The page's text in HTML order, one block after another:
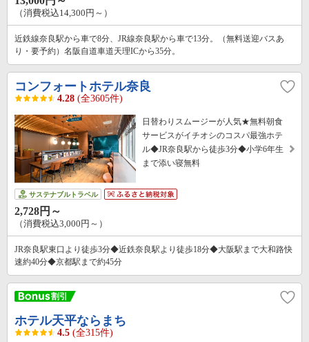
（消費税込14,300円～）
近鉄線奈良駅から車で8分、JR線奈良駅から車で13分。（無料送迎バスあ
り・要予約）名阪自道車道天理ICから35分。
コンフォートホテル奈良
4.28 (全3605件)
日替わりスムージーが人気★無料朝食
サービスがイチオシのコスパ最強ホテ
ル◆JR奈良駅から徒歩3分◆小学6年生
まで添い寝無料
サステナブルトラベル
2,728円～
（消費税込3,000円～）
JR奈良駅東口より徒歩3分◆近鉄奈良駅より徒歩18分◆大阪駅まで大和路快
速約40分◆京都駅まで約45分
ホテル天平ならまち
4.5 (全315件)